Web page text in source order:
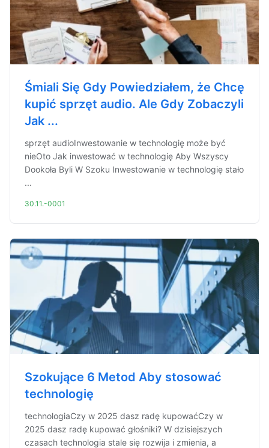
Śmiali Się Gdy Powiedziałem, że Chcę
kupić sprzęt audio. Ale Gdy Zobaczyli
Jak ...
sprzęt audioInwestowanie w technologię może być
nieOto Jak inwestować w technologię Aby Wszyscy
Dookoła Byli W Szoku Inwestowanie w technologię stało
...
30.11.-0001
Szokujące 6 Metod Aby stosować
technologię
technologiaCzy w 2025 dasz radę kupowaćCzy w
2025 dasz radę kupować głośniki? W dzisiejszych
czasach technologia stale się rozwija i zmienia, a